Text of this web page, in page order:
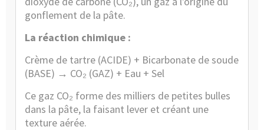
gonflement de la pâte.
La réaction chimique :
Crème de tartre (ACIDE) + Bicarbonate de soude
(BASE) → CO₂ (GAZ) + Eau + Sel
Ce gaz CO₂ forme des milliers de petites bulles
dans la pâte, la faisant lever et créant une
texture aérée.